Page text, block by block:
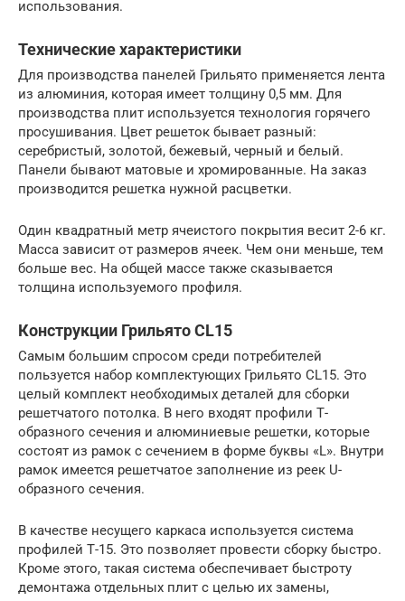
использования.
Технические характеристики
Для производства панелей Грильято применяется лента
из алюминия, которая имеет толщину 0,5 мм. Для
производства плит используется технология горячего
просушивания. Цвет решеток бывает разный:
серебристый, золотой, бежевый, черный и белый.
Панели бывают матовые и хромированные. На заказ
производится решетка нужной расцветки.
Один квадратный метр ячеистого покрытия весит 2-6 кг.
Масса зависит от размеров ячеек. Чем они меньше, тем
больше вес. На общей массе также сказывается
толщина используемого профиля.
Конструкции Грильято CL15
Самым большим спросом среди потребителей
пользуется набор комплектующих Грильято CL15. Это
целый комплект необходимых деталей для сборки
решетчатого потолка. В него входят профили Т-
образного сечения и алюминиевые решетки, которые
состоят из рамок с сечением в форме буквы «L». Внутри
рамок имеется решетчатое заполнение из реек U-
образного сечения.
В качестве несущего каркаса используется система
профилей Т-15. Это позволяет провести сборку быстро.
Кроме этого, такая система обеспечивает быстроту
демонтажа отдельных плит с целью их замены,